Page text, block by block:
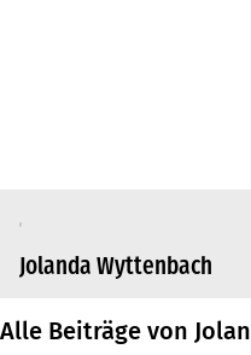
Jolanda Wyttenbach
Alle Beiträge von